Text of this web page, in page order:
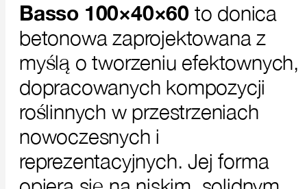
Basso 100×40×60 to donica
betonowa zaprojektowana z
myślą o tworzeniu efektownych,
dopracowanych kompozycji
roślinnych w przestrzeniach
nowoczesnych i
reprezentacyjnych. Jej forma